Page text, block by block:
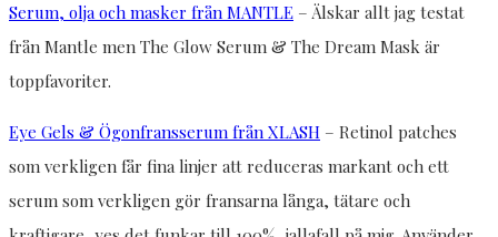
Serum, olja och masker från MANTLE – Älskar allt jag testat
från Mantle men The Glow Serum & The Dream Mask är
toppfavoriter.
Eye Gels & Ögonfransserum från XLASH – Retinol patches
som verkligen får fina linjer att reduceras markant och ett
serum som verkligen gör fransarna långa, tätare och